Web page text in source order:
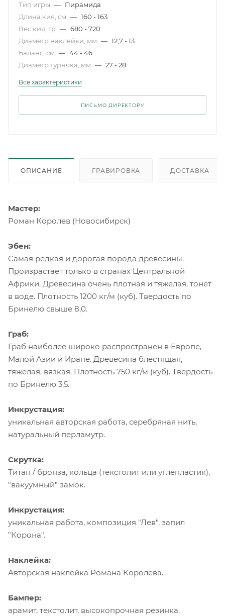
Тип игры — Пирамида
Длина кия, см — 160 - 163
Вес кия, гр — 680 - 720
Диаметр наклейки, мм — 12,7 - 13
Баланс, см — 44 - 46
Диаметр турняка, мм — 27 - 28
Все характеристики
ПИСЬМО ДИРЕКТОРУ
ОПИСАНИЕ ГРАВИРОВКА ДОСТАВКА
Мастер:
Роман Королев (Новосибирск)
Эбен:
Самая редкая и дорогая порода древесины.
Произрастает только в странах Центральной
Африки. Древесина очень плотная и тяжелая, тонет
в воде. Плотность 1200 кг/м (куб). Твердость по
Бринелю свыше 8,0.
Граб:
Граб наиболее широко распространен в Европе,
Малой Азии и Иране. Древесина блестящая,
тяжелая, вязкая. Плотность 750 кг/м (куб). Твердость
по Бринелю 3,5.
Инкрустация:
уникальная авторская работа, серебряная нить,
натуральный перламутр.
Скрутка:
Титан / бронза, кольца (текстолит или углепластик),
"вакуумный" замок.
Инкрустация:
уникальная работа, композиция "Лев", запил
"Корона".
Наклейка:
Авторская наклейка Романа Королева.
Бампер:
арамит, текстолит, высокопрочная резинка.